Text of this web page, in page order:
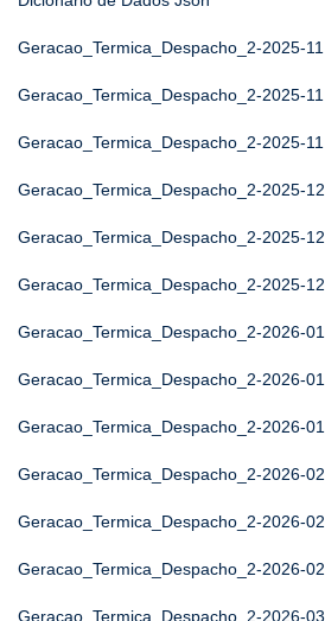
Geracao_Termica_Despacho_2-2025-11
Geracao_Termica_Despacho_2-2025-11
Geracao_Termica_Despacho_2-2025-11
Geracao_Termica_Despacho_2-2025-12
Geracao_Termica_Despacho_2-2025-12
Geracao_Termica_Despacho_2-2025-12
Geracao_Termica_Despacho_2-2026-01
Geracao_Termica_Despacho_2-2026-01
Geracao_Termica_Despacho_2-2026-01
Geracao_Termica_Despacho_2-2026-02
Geracao_Termica_Despacho_2-2026-02
Geracao_Termica_Despacho_2-2026-02
Geracao_Termica_Despacho_2-2026-03